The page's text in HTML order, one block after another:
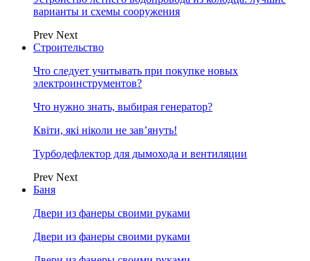
варианты и схемы сооружения
Prev Next
Строительство
Что следует учитывать при покупке новых
электроинструментов?
Что нужно знать, выбирая генератор?
Квіти, які ніколи не зав’януть!
Турбодефлектор для дымохода и вентиляции
Prev Next
Баня
Двери из фанеры своими руками
Двери из фанеры своими руками